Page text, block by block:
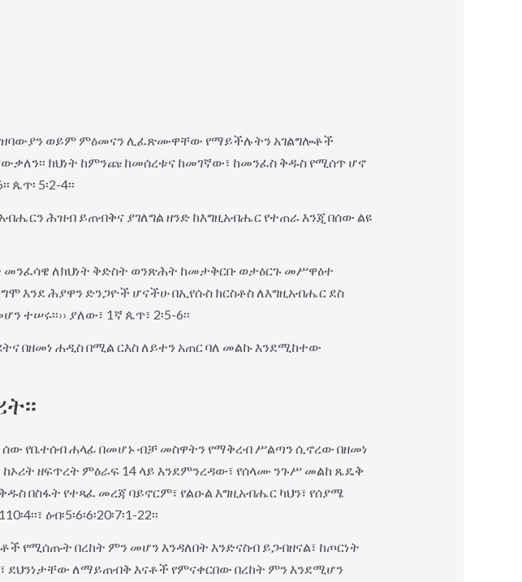
ወይም ምዕመናን ሊፈጽሙዋቸው የማይችሉትን አገልግሎቶች
ክህነት ከምንጩ ከመሰረቱና ከመገኛው፣ ከመንፈስ ቅዱስ የሚሰጥ ሆኖ
5፡2-4፡፡
ሕዝብ ይጠብቅና ያገለግል ዘንድ ከእግዚአብሔር የተጠራ እንጂ በሰው ልዩ
ለክህነት ቅድስት ወንጽሕት ከመታቅርቡ ወታዕርጉ መሥዋዕተ
እንደ ሕያዋን ድንጋዮች ሆናችሁ በኢየሱስ ክርስቶስ ለእግዚአብሔር ደስ
ያለው፣ 1ኛ ጴጥ፣ 2፡5-6፡፡
በዘመነ ሐዲስ በሚል ርእስ ለይተን አጠር ባለ መልኩ እንደሚከተው
ሰው የቤተሰብ ሐላፊ በመሆኑ ብቻ መስዋትን የማቅረብ ሥልጣን ሲኖረው በዘመነ
ከኦሪት ዘፍጥረት ምዕራፍ 14 ላይ እንደምንረዳው፣ የሰላሙ ንጉሥ መልከ ጼዴቅ
በስፋት የተጻፈ መረጃ ባይኖርም፣ የልዑል እግዚአብሔር ካህን፣ የሰያሜ
ዕብ፡5፡6፡6፡20፡7፡1-22፡፡
የሚሰጡት በረከት ምን መሆን እንዳለበት እንድናስብ ይጋብዘናል፣ ከጦርነት
ደህንነታቸው ለማይጠብቅ እናቶች የምናቀርበው በረከት ምን እንደሚሆን